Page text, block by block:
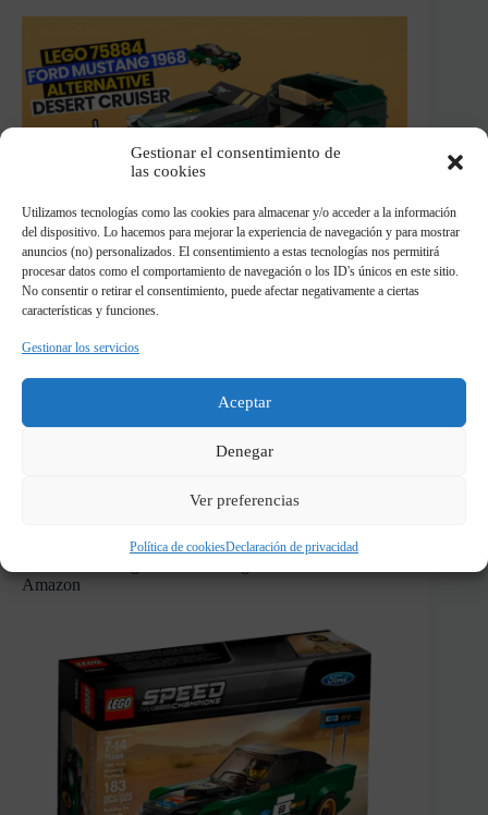
Gestionar el consentimiento de
las cookies
Utilizamos tecnologías como las cookies para almacenar y/o acceder a la información
del dispositivo. Lo hacemos para mejorar la experiencia de navegación y para mostrar
anuncios (no) personalizados. El consentimiento a estas tecnologías nos permitirá
procesar datos como el comportamiento de navegación o los ID's únicos en este sitio.
No consentir o retirar el consentimiento, puede afectar negativamente a ciertas
características y funciones.
Gestionar los servicios
Aceptar
Denegar
Ver preferencias
Política de cookiesDeclaración de privacidad
La última construcción, quizá la más
gracia y encima es gratuita lo que lo hace
más interesante, no tiene nada destacado
pero si te aburre el mustang quizá te
entretienes un rato
Amazon